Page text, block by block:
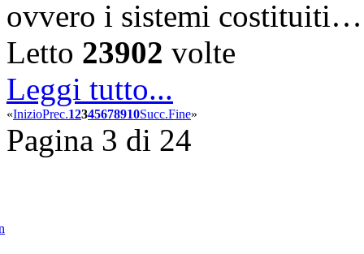
ovvero i sistemi costituiti…
Letto 23902 volte
Leggi tutto...
«InizioPrec.12345678910Succ.Fine»
Pagina 3 di 24